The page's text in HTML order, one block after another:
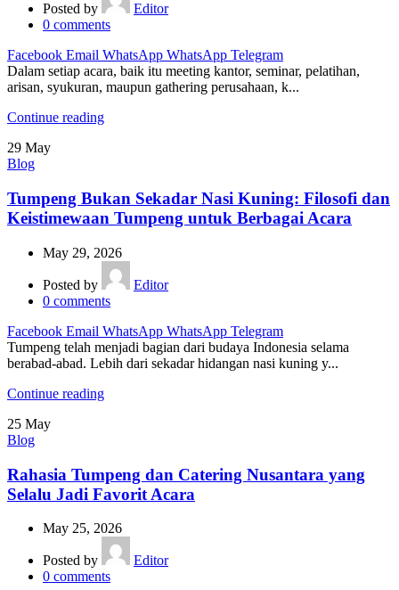
Posted by
Editor
0 comments
Facebook Email WhatsApp WhatsApp Telegram
Dalam setiap acara, baik itu meeting kantor, seminar, pelatihan,
arisan, syukuran, maupun gathering perusahaan, k...
Continue reading
29 May
Blog
Tumpeng Bukan Sekadar Nasi Kuning: Filosofi dan
Keistimewaan Tumpeng untuk Berbagai Acara
May 29, 2026
Posted by
Editor
0 comments
Facebook Email WhatsApp WhatsApp Telegram
Tumpeng telah menjadi bagian dari budaya Indonesia selama
berabad-abad. Lebih dari sekadar hidangan nasi kuning y...
Continue reading
25 May
Blog
Rahasia Tumpeng dan Catering Nusantara yang
Selalu Jadi Favorit Acara
May 25, 2026
Posted by
Editor
0 comments